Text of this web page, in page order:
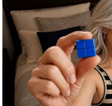
टे
क्नॉ
लॉ
जी
ब्यू